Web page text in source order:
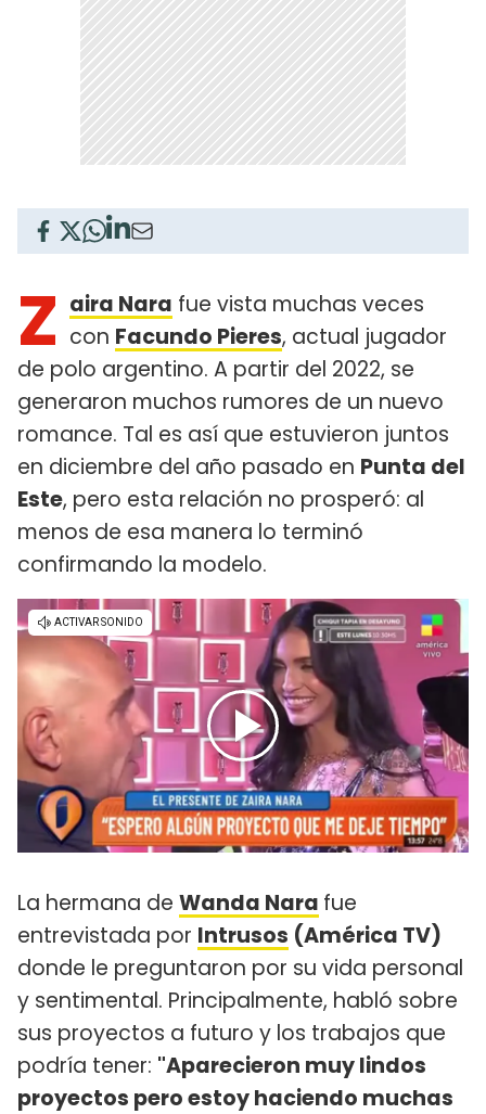
Z aira Nara fue vista muchas veces
con Facundo Pieres, actual jugador
de polo argentino. A partir del 2022, se
generaron muchos rumores de un nuevo
romance. Tal es así que estuvieron juntos
en diciembre del año pasado en Punta del
Este, pero esta relación no prosperó: al
menos de esa manera lo terminó
confirmando la modelo.
La hermana de Wanda Nara fue
entrevistada por Intrusos (América TV)
donde le preguntaron por su vida personal
y sentimental. Principalmente, habló sobre
sus proyectos a futuro y los trabajos que
podría tener: "Aparecieron muy lindos
proyectos pero estoy haciendo muchas